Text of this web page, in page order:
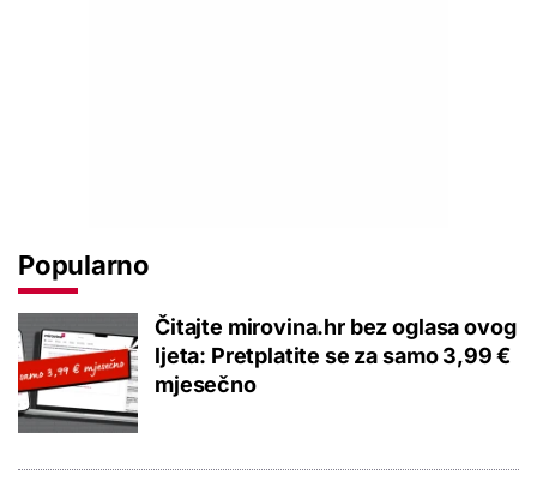
Popularno
Čitajte mirovina.hr bez oglasa ovog
ljeta: Pretplatite se za samo 3,99 €
mjesečno